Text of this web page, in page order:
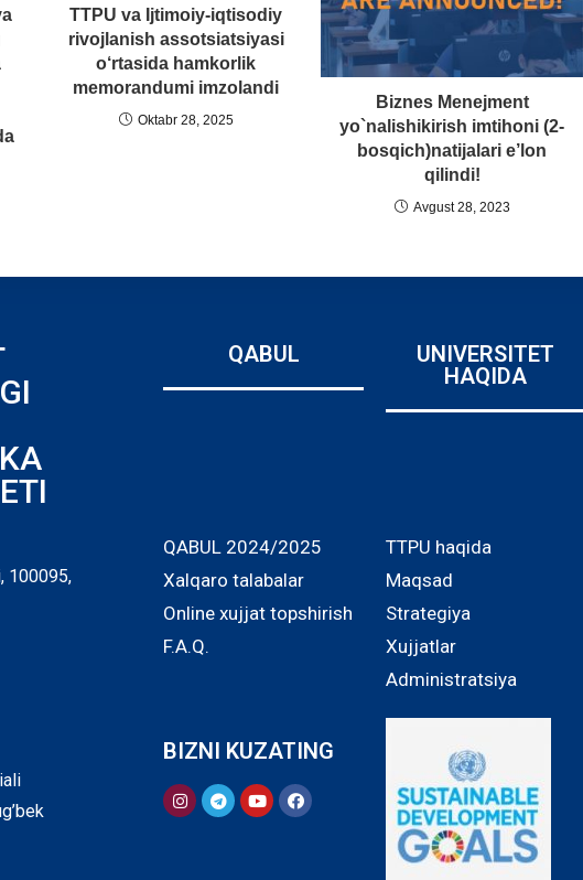
TTPU va Ijtimoiy-iqtisodiy
rivojlanish assotsiatsiyasi
o‘rtasida hamkorlik
memorandumi imzolandi
Oktabr 28, 2025
Biznes Menejment
yo`nalishikirish imtihoni (2-
bosqich)natijalari e’lon
qilindi!
Avgust 28, 2023
QABUL
UNIVERSITET
HAQIDA
100095,
QABUL 2024/2025
Xalqaro talabalar
Online xujjat topshirish
F.A.Q.
BIZNI KUZATING
TTPU haqida
Maqsad
Strategiya
Xujjatlar
Administratsiya